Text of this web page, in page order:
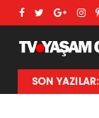
SON YAZILAR:
Sezonun Öne